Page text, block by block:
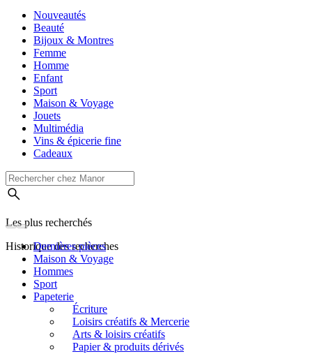
Nouveautés
Beauté
Bijoux & Montres
Femme
Homme
Enfant
Sport
Maison & Voyage
Jouets
Multimédia
Vins & épicerie fine
Cadeaux
Les plus recherchés
Historique des recherches
Dernières pièces
Maison & Voyage
Hommes
Sport
Papeterie
Écriture
Loisirs créatifs & Mercerie
Arts & loisirs créatifs
Papier & produits dérivés